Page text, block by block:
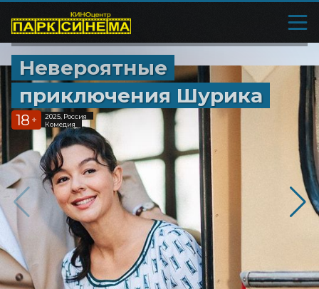
Невероятные
приключения Шурика
18 +
2025, Россия
Комедия